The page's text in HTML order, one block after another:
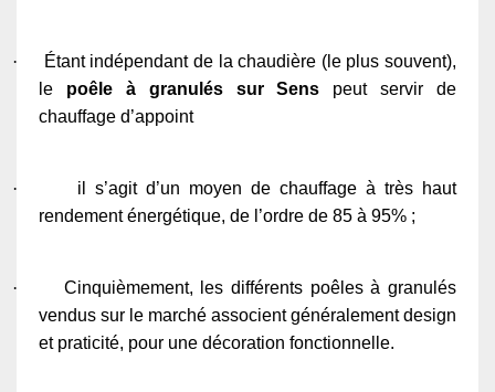
·
Étant indépendant de la chaudière (le plus souvent),
le poêle à granulés sur Sens peut servir de
chauffage d’appoint
·
il s’agit d’un moyen de chauffage à très haut
rendement énergétique, de l’ordre de 85 à 95% ;
·
Cinquièmement, les différents poêles à granulés
vendus sur le marché associent généralement design
et praticité, pour une décoration fonctionnelle.